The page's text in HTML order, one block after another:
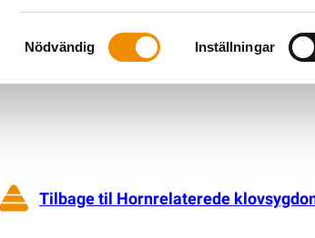
Samtyckesval
Nödvändig Inställningar
Tilbage til Hornrelaterede